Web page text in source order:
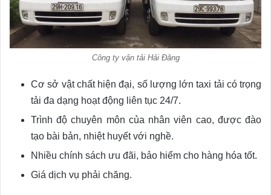
Công ty vận tải Hải Đăng
Cơ sở vật chất hiện đại, số lượng lớn taxi tải có trọng
tải đa dạng hoạt động liên tục 24/7.
Trình độ chuyên môn của nhân viên cao, được đào
tạo bài bản, nhiệt huyết với nghề.
Nhiều chính sách ưu đãi, bảo hiểm cho hàng hóa tốt.
Giá dịch vụ phải chăng.